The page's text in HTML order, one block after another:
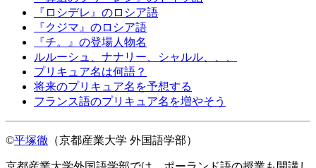
『ロシデレ』のロシア語
『クジマ』のロシア語
『チ。』の登場人物名
ルルーシュ、ナナリー、シャルル、、、
プリキュア名は何語？
将来のプリキュア名を予想する
フランス語のプリキュア名を増やそう
©平塚徹 （京都産業大学 外国語学部）